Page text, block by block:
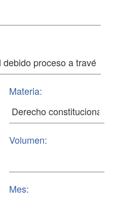
Materia:
Volumen:
Mes: